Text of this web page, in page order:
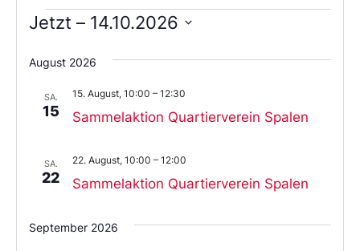
Jetzt – 14.10.2026
Sie
das
aus.
August 2026
SA.
15 Sammelaktion Quartierverein Spalen
15. August, 10:00 – 12:30
SA.
22 Sammelaktion Quartierverein Spalen
22. August, 10:00 – 12:00
September 2026